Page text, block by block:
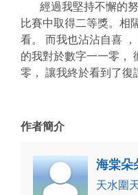
經過我堅持不懈的努
比賽中取得二等獎。相
看。 而我也沾沾自喜
的我對於數字一一零，
零， 讓我終於看到了復
作者簡介
海棠朵
天水圍